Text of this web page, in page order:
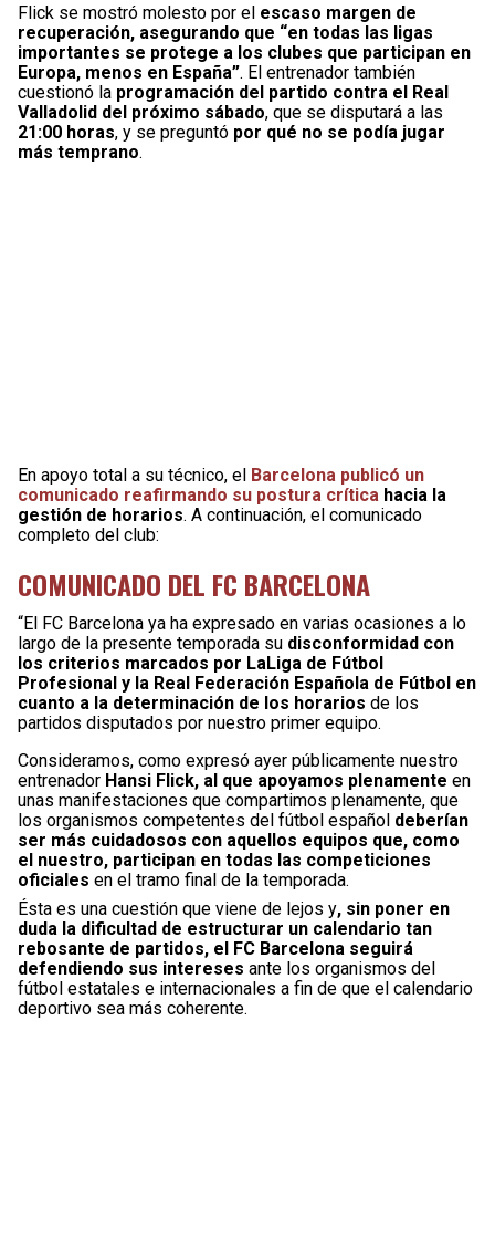
Flick se mostró molesto por el escaso margen de
recuperación, asegurando que “en todas las ligas
importantes se protege a los clubes que participan en
Europa, menos en España”. El entrenador también
cuestionó la programación del partido contra el Real
Valladolid del próximo sábado, que se disputará a las
21:00 horas, y se preguntó por qué no se podía jugar
más temprano.
En apoyo total a su técnico, el Barcelona publicó un
comunicado reafirmando su postura crítica hacia la
gestión de horarios. A continuación, el comunicado
completo del club:
COMUNICADO DEL FC BARCELONA
“El FC Barcelona ya ha expresado en varias ocasiones a lo
largo de la presente temporada su disconformidad con
los criterios marcados por LaLiga de Fútbol
Profesional y la Real Federación Española de Fútbol en
cuanto a la determinación de los horarios de los
partidos disputados por nuestro primer equipo.
Consideramos, como expresó ayer públicamente nuestro
entrenador Hansi Flick, al que apoyamos plenamente en
unas manifestaciones que compartimos plenamente, que
los organismos competentes del fútbol español deberían
ser más cuidadosos con aquellos equipos que, como
el nuestro, participan en todas las competiciones
oficiales en el tramo final de la temporada.
Ésta es una cuestión que viene de lejos y, sin poner en
duda la dificultad de estructurar un calendario tan
rebosante de partidos, el FC Barcelona seguirá
defendiendo sus intereses ante los organismos del
fútbol estatales e internacionales a fin de que el calendario
deportivo sea más coherente.